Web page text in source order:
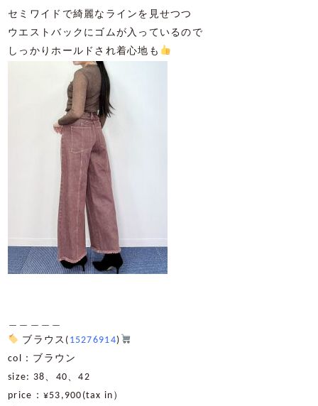
セミワイドで綺麗なラインを見せつつ
ウエストバックにゴムが入っているので
しっかりホールドされ着心地も
ブラウス( 15276914)
col：ブラウン
size: 38、40、42
price：¥53,900(tax in）